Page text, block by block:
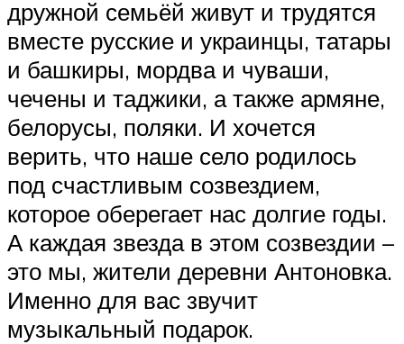
дружной семьёй живут и трудятся
вместе русские и украинцы, татары
и башкиры, мордва и чуваши,
чечены и таджики, а также армяне,
белорусы, поляки. И хочется
верить, что наше село родилось
под счастливым созвездием,
которое оберегает нас долгие годы.
А каждая звезда в этом созвездии –
это мы, жители деревни Антоновка.
Именно для вас звучит
музыкальный подарок.